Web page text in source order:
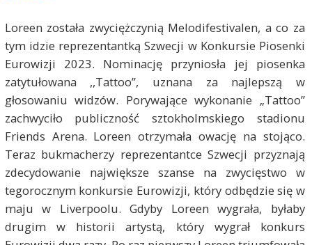
Loreen została zwyciężczynią Melodifestivalen, a co za
tym idzie reprezentantką Szwecji w Konkursie Piosenki
Eurowizji 2023. Nominację przyniosła jej piosenka
zatytułowana ,,Tattoo”, uznana za najlepszą w
głosowaniu widzów. Porywające wykonanie „Tattoo”
zachwyciło publiczność sztokholmskiego stadionu
Friends Arena. Loreen otrzymała owację na stojąco.
Teraz bukmacherzy reprezentantce Szwecji przyznają
zdecydowanie największe szanse na zwycięstwo w
tegorocznym konkursie Eurowizji, który odbędzie się w
maju w Liverpoolu. Gdyby Loreen wygrała, byłaby
drugim w historii artystą, który wygrał konkurs